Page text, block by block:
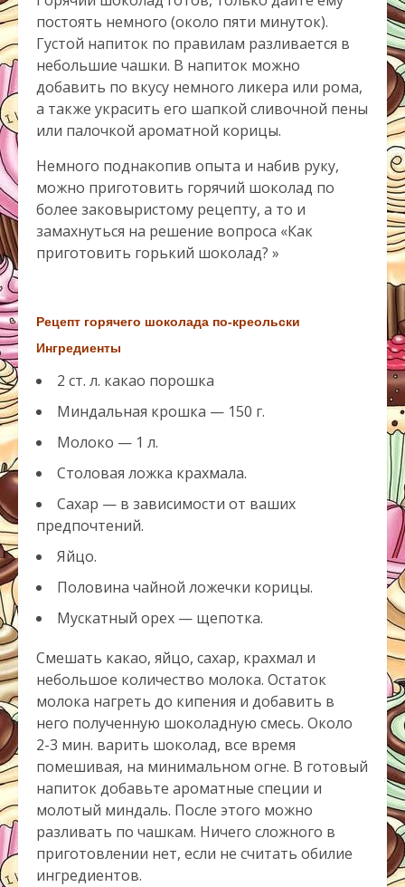
постоять немного (около пяти минуток).
Густой напиток по правилам разливается в
небольшие чашки. В напиток можно
добавить по вкусу немного ликера или рома,
а также украсить его шапкой сливочной пены
или палочкой ароматной корицы.
Немного поднакопив опыта и набив руку,
можно приготовить горячий шоколад по
более заковыристому рецепту, а то и
замахнуться на решение вопроса «Как
приготовить горький шоколад? »
Рецепт горячего шоколада по-креольски
Ингредиенты
2 ст. л. какао порошка
Миндальная крошка — 150 г.
Молоко — 1 л.
Столовая ложка крахмала.
Сахар — в зависимости от ваших
предпочтений.
Яйцо.
Половина чайной ложечки корицы.
Мускатный орех — щепотка.
Смешать какао, яйцо, сахар, крахмал и
небольшое количество молока. Остаток
молока нагреть до кипения и добавить в
него полученную шоколадную смесь. Около
2-3 мин. варить шоколад, все время
помешивая, на минимальном огне. В готовый
напиток добавьте ароматные специи и
молотый миндаль. После этого можно
разливать по чашкам. Ничего сложного в
приготовлении нет, если не считать обилие
ингредиентов.